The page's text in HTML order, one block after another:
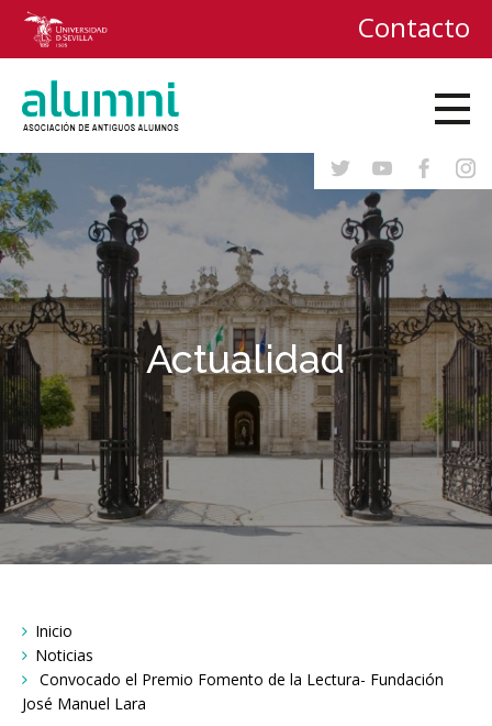
Contacto
Actualidad
Breadcrumbs
You
are
here:
Inicio
Noticias
Convocado el Premio Fomento de la Lectura- Fundación
José Manuel Lara